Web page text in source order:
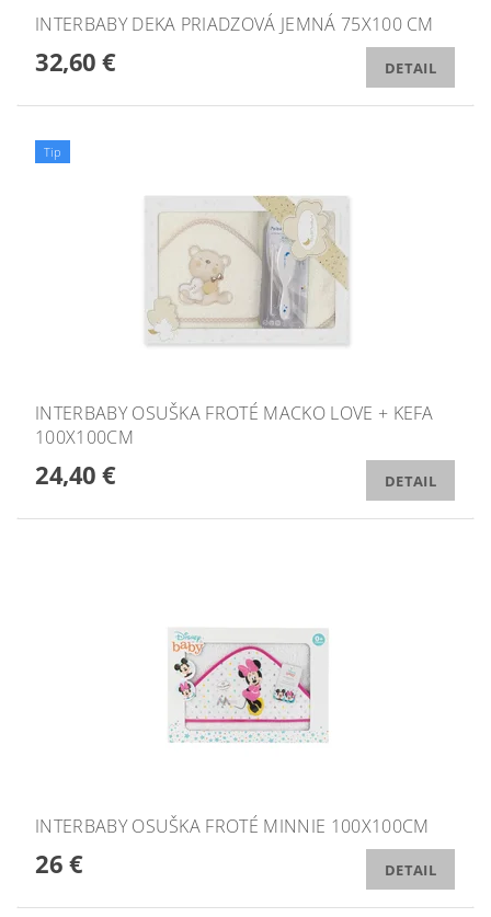
INTERBABY DEKA PRIADZOVÁ JEMNÁ 75X100 CM
32,60 € DETAIL
Tip
INTERBABY OSUŠKA FROTÉ MACKO LOVE + KEFA
100X100CM
24,40 € DETAIL
INTERBABY OSUŠKA FROTÉ MINNIE 100X100CM
26 € DETAIL